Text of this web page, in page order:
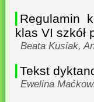
Regulamin
klas VI szkół
Beata Kusiak,
Tekst
Ewelina